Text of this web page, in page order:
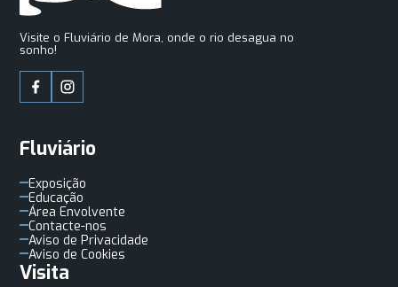
Visite o Fluviário de Mora, onde o rio desagua no
sonho!
Fluviário
Exposição
Educação
Área Envolvente
Contacte-nos
Aviso de Privacidade
Aviso de Cookies
Visita